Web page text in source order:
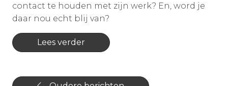
contact te houden met zijn werk? En, word je
daar nou echt blij van?
Lees verder